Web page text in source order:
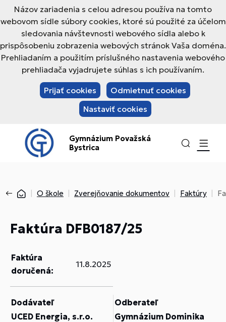
Názov zariadenia s celou adresou používa na tomto
webovom sídle súbory cookies, ktoré sú použité za účelom
sledovania návštevnosti webového sídla alebo k
prispôsobeniu zobrazenia webových stránok Vaša doména.
Prehliadaním a použitím príslušného nastavenia webového
prehliadača vyjadrujete súhlas s ich používaním.
Prijať cookies
Odmietnuť cookies
Nastaviť cookies
Gymnázium Považská
Bystrica
O škole Zverejňovanie dokumentov Faktúry
Faktúra DFB0187/25
Faktúra
doručená:
11.8.2025
Dodávateľ
UCED Energia, s.r.o.
Odberateľ
Gymnázium Dominika